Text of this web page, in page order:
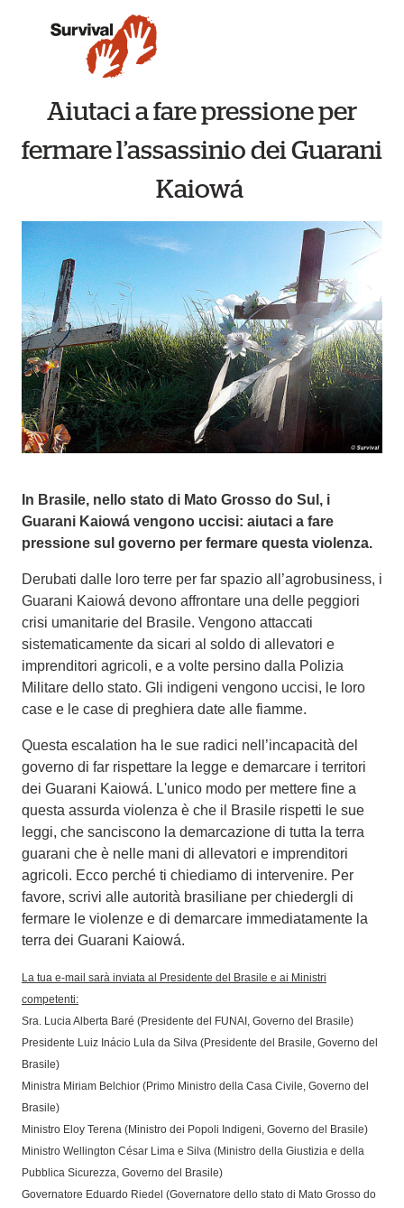
Aiutaci a fare pressione per
fermare l’assassinio dei Guarani
Kaiowá
In Brasile, nello stato di Mato Grosso do Sul, i
Guarani Kaiowá vengono uccisi: aiutaci a fare
pressione sul governo per fermare questa violenza.
Derubati dalle loro terre per far spazio all’agrobusiness, i
Guarani Kaiowá devono affrontare una delle peggiori
crisi umanitarie del Brasile. Vengono attaccati
sistematicamente da sicari al soldo di allevatori e
imprenditori agricoli, e a volte persino dalla Polizia
Militare dello stato. Gli indigeni vengono uccisi, le loro
case e le case di preghiera date alle fiamme.
Questa escalation ha le sue radici nell’incapacità del
governo di far rispettare la legge e demarcare i territori
dei Guarani Kaiowá. L'unico modo per mettere fine a
questa assurda violenza è che il Brasile rispetti le sue
leggi, che sanciscono la demarcazione di tutta la terra
guarani che è nelle mani di allevatori e imprenditori
agricoli. Ecco perché ti chiediamo di intervenire. Per
favore, scrivi alle autorità brasiliane per chiedergli di
fermare le violenze e di demarcare immediatamente la
terra dei Guarani Kaiowá.
La tua e-mail sarà inviata al Presidente del Brasile e ai Ministri
competenti:
Sra. Lucia Alberta Baré (Presidente del FUNAI, Governo del Brasile)
Presidente Luiz Inácio Lula da Silva (Presidente del Brasile, Governo del
Brasile)
Ministra Miriam Belchior (Primo Ministro della Casa Civile, Governo del
Brasile)
Ministro Eloy Terena (Ministro dei Popoli Indigeni, Governo del Brasile)
Ministro Wellington César Lima e Silva (Ministro della Giustizia e della
Pubblica Sicurezza, Governo del Brasile)
Governatore Eduardo Riedel (Governatore dello stato di Mato Grosso do